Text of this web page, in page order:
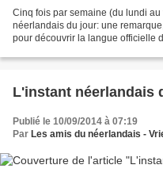
Cinq fois par semaine (du lundi
néerlandais du jour: une
pour découvrir la langue officielle
L'instant néerlandais
Publié le 10/09/2014 à 07:19
Par Les amis du néerlandais -